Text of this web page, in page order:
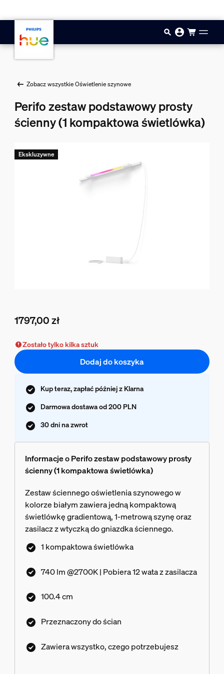
Zobacz wszystkie Oświetlenie szynowe
Perifo zestaw podstawowy prosty
ścienny (1 kompaktowa świetlówka)
1797,00 zł
Ekskluzywne
Zostało tylko kilka sztuk
Dodaj do koszyka
Kup teraz, zapłać później z Klarna
Darmowa dostawa od 200 PLN
30 dni na zwrot
Informacje o Perifo zestaw podstawowy prosty
ścienny (1 kompaktowa świetlówka)
Zestaw ściennego oświetlenia szynowego w
kolorze białym zawiera jedną kompaktową
świetlówkę gradientową, 1-metrową szynę oraz
zasilacz z wtyczką do gniazdka ściennego.
1 kompaktowa świetlówka
740 lm @2700K | Pobiera 12 wata z zasilacza
100.4 cm
Przeznaczony do ścian
Zawiera wszystko, czego potrzebujesz